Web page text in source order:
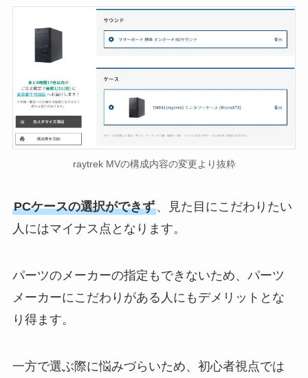
raytrek MVの構成内容の変更より抜粋
PCケースの選択ができず、見た目にこだわりたい
人にはマイナス点となります。
パーツのメーカーの指定もできないため、パーツ
メーカーにこだわりがある人にもデメリットとな
り得ます。
一方で選ぶ際に悩みづらいため、初心者視点では